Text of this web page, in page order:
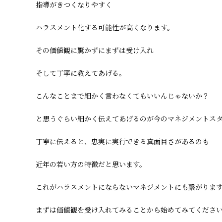
指導がきつくなりやすく
ハラスメント化する可能性が高くなります。
その価値観に驚かずにまずは受け入れ
そして丁寧に教えてあげる。
こんなことまで細かく言わなくてもいいんじゃないか？
と思うぐらい細かく伝えてあげるのが今のマネジメントスタ
丁寧に伝えると、忠実に実行できる真面目さがあるのも
近年の若い方の特徴だと思います。
これがハラスメントにならないマネジメントにも繋がりま
まずは価値観を受け入れてみることから始めてみてください